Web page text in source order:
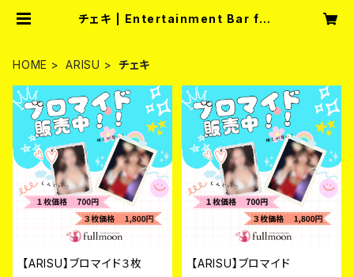
チェキ | Entertainment Bar full
HOME ARISU チェキ
【ARISU】ブロマイド３枚
【ARISU】ブロマイド